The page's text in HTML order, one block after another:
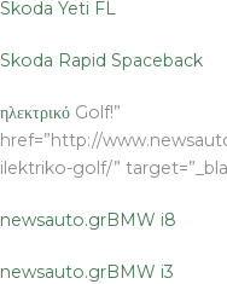
Skoda Yeti FL
Skoda Rapid Spaceback
ηλεκτρικό Golf!”
href=”http://
ilektriko-golf/”
newsauto.grBMW i8
newsauto.grBMW i3